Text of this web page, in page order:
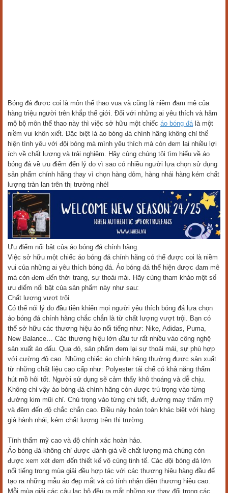
Bóng đá được coi là môn thể thao vua và cũng là niềm đam mê của
hàng triệu người trên khắp thế giới. Đối với những ai yêu thích và hâm
mộ bộ môn thể thao này thì việc sở hữu một chiếc áo bóng đálà một
niềm vui khôn xiết. Đặc biệt là áo bóng đá chính hãng không chỉ thể
hiện tình yêu với đội bóng mà mình yêu thích mà còn đem lại nhiều lợi
ích về chất lượng và trải nghiệm. Hãy cùng chúng tôi tìm hiểu về áo
bóng đá về ưu điểm đến lý do vì sao có nhiều người lựa chọn sử dụng
sản phẩm chính hãng thay vì chọn hàng dỏm, hàng nhái hàng kém chất
lượng tràn lan trên thị trường nhé!
Ưu điểm nổi bật của áo bóng đá chính hãng.
Việc sở hữu một chiếc áo bóng đá chính hãng có thể được coi là niềm
vui của những ai yêu thích bóng đá. Áo bóng đá thể hiện được đam mê
mà còn đem đến thời trang, sự thoải mái. Hãy cùng tham khảo một số
ưu điểm nổi bật của sản phẩm này như sau:
Chất lượng vượt trội
Có thể nói lý do đầu tiên khiến mọi người yêu thích bóng đá lựa chọn
áo bóng đá chính hãng chắc chắn là từ chất lượng vượt trội. Bạn có
thể sở hữu các thương hiệu áo nổi tiếng như: Nike, Adidas, Puma,
New Balance… Các thương hiệu lớn đầu tư rất nhiều vào công nghệ
sản xuất áo đấu. Qua đó, sản phẩm đem lại sự thoải mái, sự phù hợp
với cường độ cao. Những chiếc áo chính hãng thường được sản xuất
từ những chất liệu cao cấp như: Polyester tái chế có khả năng thấm
hút mồ hôi tốt. Người sử dụng sẽ cảm thấy khô thoáng và dễ chịu.
Không chỉ vậy áo bóng đá chính hãng còn được trú trọng vào từng
đường kim mũi chỉ. Chú trọng vào từng chi tiết, đường may thẩm mỹ
và đêm đến độ chắc chắn cao. Điều này hoàn toàn khác biệt với hàng
giả hành nhái, kém chất lượng trên thị trường.
Tính thẩm mỹ cao và độ chính xác hoàn hảo.
Áo bóng đá không chỉ được đánh giá về chất lượng mà chúng còn
được xem xét đem đến thiết kế vô cùng tinh tế. Các đội bóng đá lớn
nổi tiếng trong mùa giải đều hợp tác với các thương hiệu hàng đầu để
tạo ra những mẫu áo đẹp mắt và có tính nhận diện thương hiệu cao.
Mỗi mùa giải các câu lạc bộ đều ra mắt những sự thay đổi trong các